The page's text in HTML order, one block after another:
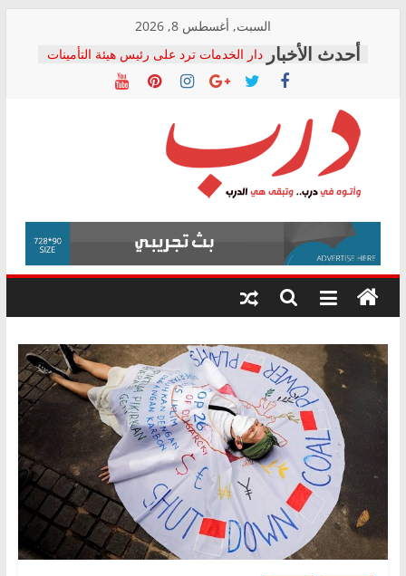
content
السبت, أغسطس 8, 2026
دار الخدمات ترد على رئيس هيئة التأمينات
بعد مؤتمره الصحفي: إنكار الأزمة لا ينهي
معاناة أصحاب المعاشات.. ونطالب بكشف
فرحات سليمان يكتب: القطاع الصحي إلى
أين؟
حزب التحالف الشعبي يطلق لجنة “الحق
في الصحة” بالإسكندرية لرصد الانتهاكات
ودعم المرضى
الوزاري لمدينة الصحفيين.. وانتهاء أعمال
إنشاء المبنى الإداري
المجلس القومي لحقوق الإنسان يعلن
متابعة قضية الدكتور محمد زهران.. ويؤكد:
قرينة البراءة وضمانات المحاكمة العادلة
درب
وأتوه
درب..
وتبقى
هي